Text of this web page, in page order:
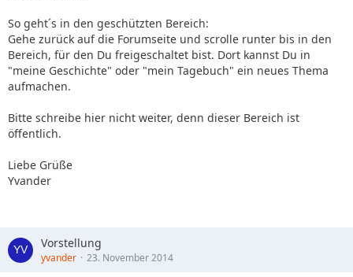
So geht´s in den geschützten Bereich:
Gehe zurück auf die Forumseite und scrolle runter bis in den
Bereich, für den Du freigeschaltet bist. Dort kannst Du in
"meine Geschichte" oder "mein Tagebuch" ein neues Thema
aufmachen.
Bitte schreibe hier nicht weiter, denn dieser Bereich ist
öffentlich.
Liebe Grüße
Yvander
Vorstellung
yvander 23. November 2014